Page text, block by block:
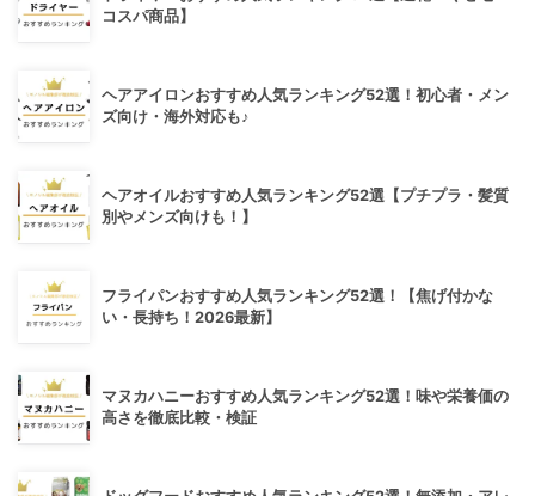
コスパ商品】
ヘアアイロンおすすめ人気ランキング52選！初心者・メン
ズ向け・海外対応も♪
ヘアオイルおすすめ人気ランキング52選【プチプラ・髪質
別やメンズ向けも！】
フライパンおすすめ人気ランキング52選！【焦げ付かな
い・長持ち！2026最新】
マヌカハニーおすすめ人気ランキング52選！味や栄養価の
高さを徹底比較・検証